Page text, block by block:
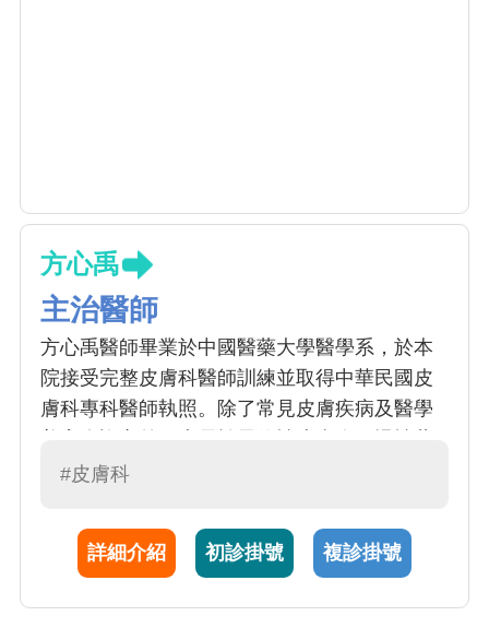
方心禹
主治醫師
方心禹醫師畢業於中國醫藥大學醫學系，於本
院接受完整皮膚科醫師訓練並取得中華民國皮
膚科專科醫師執照。除了常見皮膚疾病及醫學
麻疹及乾癬治療，包含傳統藥物、照光及生物
相關皮膚副作用之處理。
#皮膚科
詳細介紹 初診掛號 複診掛號